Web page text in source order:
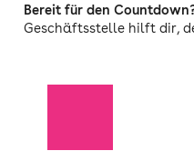
Bereit für den
Geschäftsstelle hilft dir,